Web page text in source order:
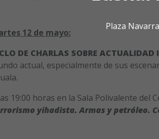
Plaza
12 de mayo:
DE CHARLAS SOBRE
actual, especialmente de sus
19:00 horas en la Sala Polivalente del
yihadista. Armas y petróleo.